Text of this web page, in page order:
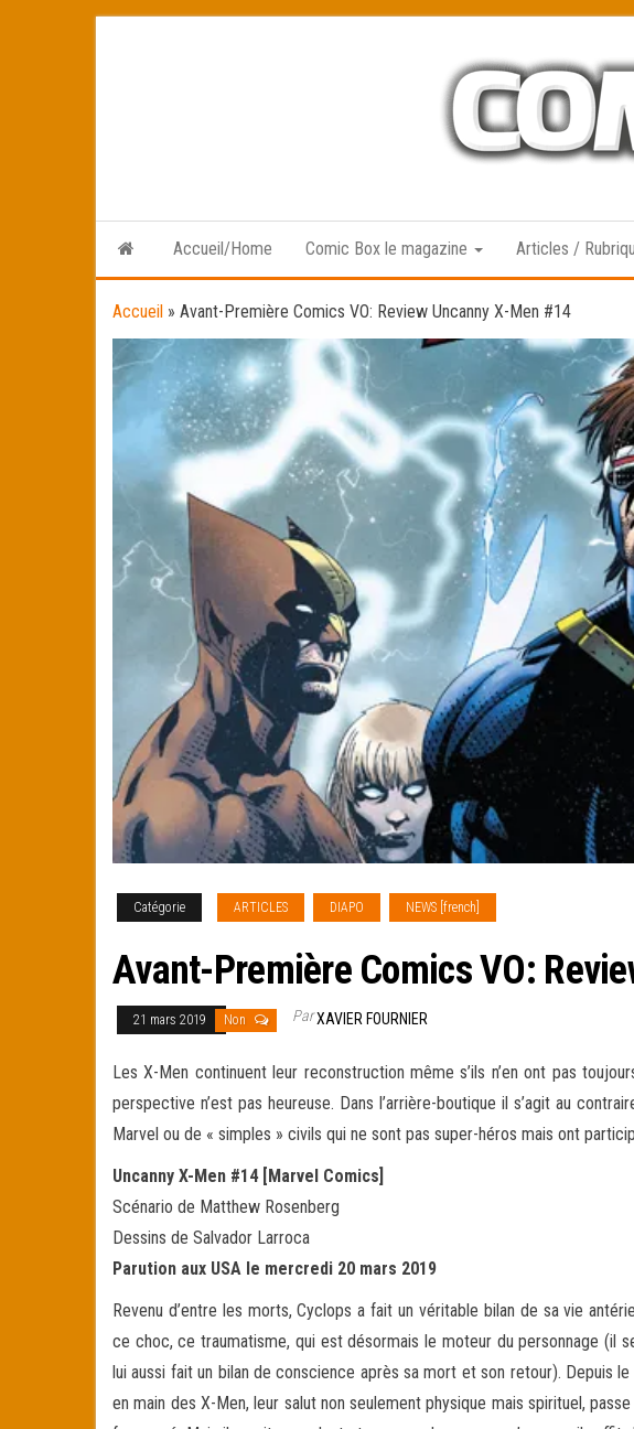
Accueil/Home Comic Box le magazine Articles /
Accueil » Avant-Première Comics VO: Review Uncanny X-Men #14
Catégorie ARTICLES DIAPO NEWS [french]
Avant-Première Comics VO:
21 mars 2019 Non ParXAVIER FOURNIER
Les X-Men continuent leur reconstruction même s’ils n’en ont pas
perspective n’est pas heureuse. Dans l’arrière-boutique il s’agit au
Marvel ou de « simples » civils qui ne sont pas super-héros mais ont
Uncanny X-Men #14 [Marvel Comics]
Scénario de Matthew Rosenberg
Dessins de Salvador Larroca
Parution aux USA le mercredi 20 mars 2019
Revenu d’entre les morts, Cyclops a fait un véritable bilan de sa vie
ce choc, ce traumatisme, qui est désormais le moteur du personnage (il
lui aussi fait un bilan de conscience après sa mort et son retour). Depuis
en main des X-Men, leur salut non seulement physique mais spirituel,